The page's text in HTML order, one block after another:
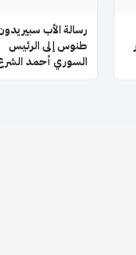
رسالة الأب
طنوس إلى الرئيس
السوري أحمد